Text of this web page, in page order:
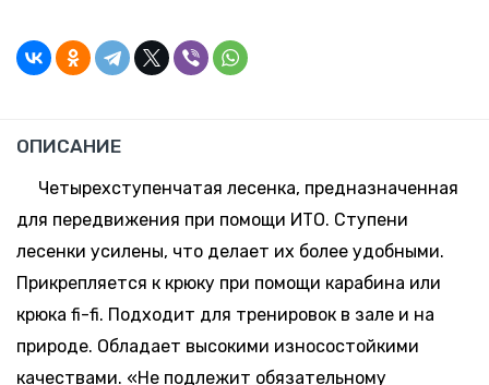
ОПИСАНИЕ
Четырехступенчатая лесенка, предназначенная
для передвижения при помощи ИТО. Ступени
лесенки усилены, что делает их более удобными.
Прикрепляется к крюку при помощи карабина или
крюка fi-fi. Подходит для тренировок в зале и на
природе. Обладает высокими износостойкими
качествами. «Не подлежит обязательному